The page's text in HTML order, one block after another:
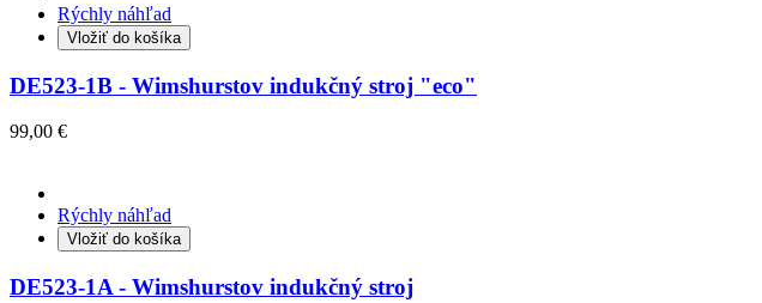
Rýchly náhľad
Vložiť do košíka
DE523-1B - Wimshurstov indukčný stroj "eco"
99,00 €
Rýchly náhľad
Vložiť do košíka
DE523-1A - Wimshurstov indukčný stroj